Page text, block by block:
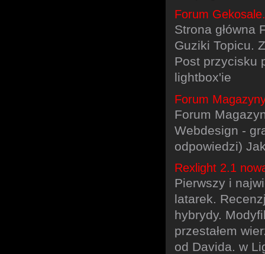
Forum
Strona główna
Guziki Topicu.
Post przycisku
lightbox'ie
Forum
Forum
Webdesign -
odpowiedzi)
Rexlight 2.1
Pierwszy i
latarek.
hybrydy.
przestałem
od Davida. w